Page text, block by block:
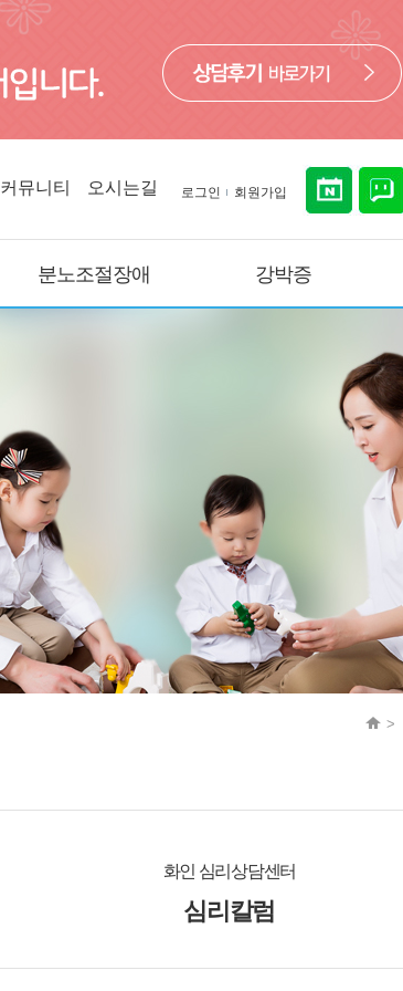
로그인 회원가입
커뮤니티 오시는길
분노조절장애 강박증
화인 심리상담센터
심리칼럼